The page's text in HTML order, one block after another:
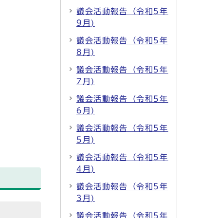
議会活動報告（令和5年
9月)
議会活動報告（令和5年
8月)
議会活動報告（令和5年
7月)
議会活動報告（令和5年
6月)
議会活動報告（令和5年
5月)
議会活動報告（令和5年
4月)
議会活動報告（令和5年
3月)
議会活動報告（令和5年